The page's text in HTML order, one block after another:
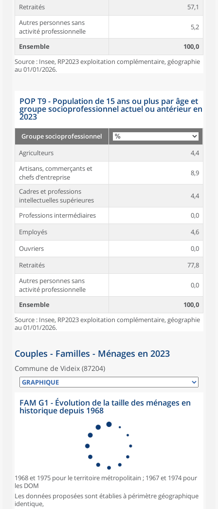
Retraités
57,1
Autres personnes sans
activité professionnelle
5,2
Ensemble
100,0
Source : Insee, RP2023 exploitation complémentaire, géographie
au 01/01/2026.
POP T9 - Population de 15 ans ou plus par âge et
groupe socioprofessionnel actuel ou antérieur en
2023
Groupe socioprofessionnel
Agriculteurs
4,4
Artisans, commerçants et
chefs d’entreprise
8,9
Cadres et professions
intellectuelles supérieures
4,4
Professions intermédiaires
0,0
Employés
4,6
Ouvriers
0,0
Retraités
77,8
Autres personnes sans
activité professionnelle
0,0
Ensemble
100,0
Source : Insee, RP2023 exploitation complémentaire, géographie
au 01/01/2026.
Couples - Familles - Ménages en 2023
Commune de Videix (87204)
FAM G1 - Évolution de la taille des ménages en
historique depuis 1968
1968 et 1975 pour le territoire métropolitain ; 1967 et 1974 pour
les DOM
Les données proposées sont établies à périmètre géographique
identique,